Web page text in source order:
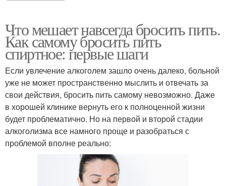
Что мешает навсегда бросить пить.
Как самому бросить пить
спиртное: первые шаги
Если увлечение алкоголем зашло очень далеко, больной
уже не может пространственно мыслить и отвечать за
свои действия, бросить пить самому невозможно. Даже
в хорошей клинике вернуть его к полноценной жизни
будет проблематично. Но на первой и второй стадии
алкоголизма все намного проще и разобраться с
проблемой вполне реально: